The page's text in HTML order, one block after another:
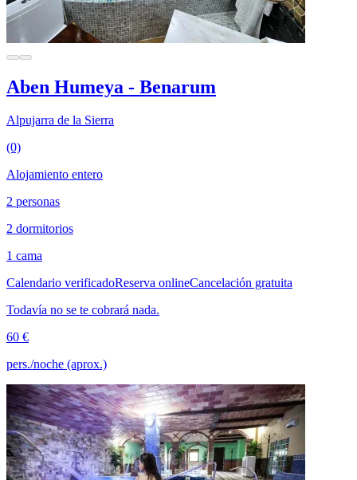
Aben Humeya - Benarum
Alpujarra de la Sierra
(0)
Alojamiento entero
2 personas
2 dormitorios
1 cama
Calendario verificadoReserva onlineCancelación gratuita
Todavía no se te cobrará nada.
60 €
pers./noche (aprox.)